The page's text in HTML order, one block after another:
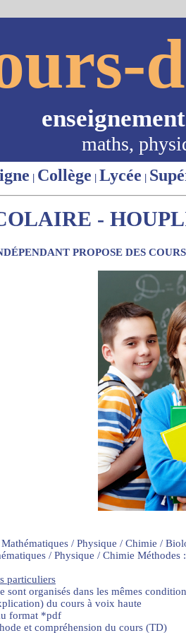
maths,
| Collège | Lycée |
-
PROPOSE DES
/ Physique / Chimie /
/ Physique / Chimie
particuliers
sont organisés dans les mêmes
du cours à voix haute
format *pdf
et compréhension du cours (TD)